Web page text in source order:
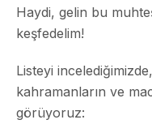
Haydi, gelin bu
keşfedelim!
Listeyi incelediğimizde
kahramanların ve
görüyoruz: